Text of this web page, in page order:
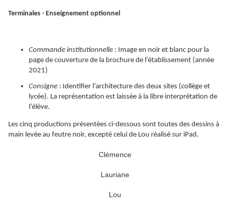
Terminales - Enseignement optionnel
Commande institutionnelle : Image en noir et blanc pour la
page de couverture de la brochure de l’établissement (année
2021)
Consigne : Identifier l’architecture des deux sites (collège et
lycée). La représentation est laissée à la libre interprétation de
l’élève.
Les cinq productions présentées ci-dessous sont toutes des dessins à
main levée au feutre noir, excepté celui de Lou réalisé sur iPad.
Clémence
Lauriane
Lou